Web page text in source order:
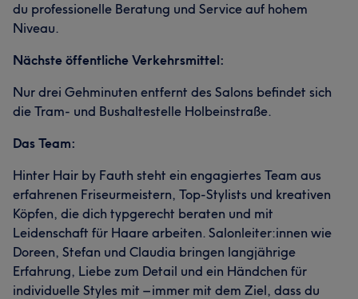
du professionelle Beratung und Service auf hohem
Niveau.
Nächste öffentliche Verkehrsmittel:
Nur drei Gehminuten entfernt des Salons befindet sich
die Tram- und Bushaltestelle Holbeinstraße.
Das Team:
Hinter Hair by Fauth steht ein engagiertes Team aus
erfahrenen Friseurmeistern, Top-Stylists und kreativen
Köpfen, die dich typgerecht beraten und mit
Leidenschaft für Haare arbeiten. Salonleiter:innen wie
Doreen, Stefan und Claudia bringen langjährige
Erfahrung, Liebe zum Detail und ein Händchen für
individuelle Styles mit – immer mit dem Ziel, dass du